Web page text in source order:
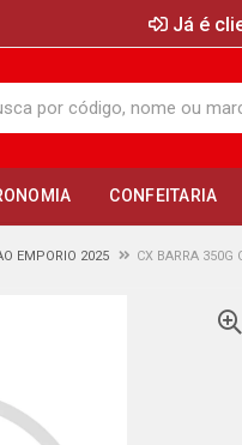
Já é
CONFEITARIA
EMPORIO 2025 CX BARRA 350G